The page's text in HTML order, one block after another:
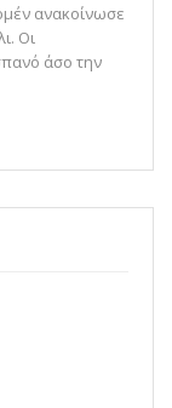
ανακοίνωσε
Οι
άσο την